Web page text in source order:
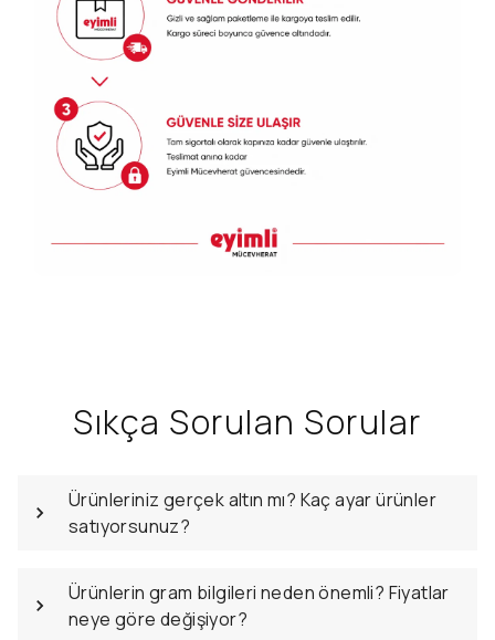
Sıkça Sorulan Sorular
Ürünleriniz gerçek altın mı? Kaç ayar ürünler
satıyorsunuz?
Ürünlerin gram bilgileri neden önemli? Fiyatlar
neye göre değişiyor?